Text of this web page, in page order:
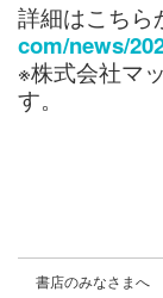
詳細はこち
com/news/
※株式会社マ
す。
書店のみなさまへ